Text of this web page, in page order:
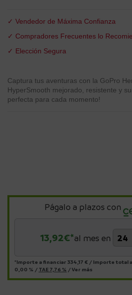
✓ Vendedor de Máxima Confianza
✓ Compradores Frecuentes lo
✓ Elección Segura
Captura tus aventuras con la GoPro
HyperSmooth mejorado, resistente y
perfecta para cada momento!
Págalo a plazos con
13,92€*al mes en
*Importe a financiar 334,17 € / Importe total
0,00 % / TAE 7,76 % /Ver más